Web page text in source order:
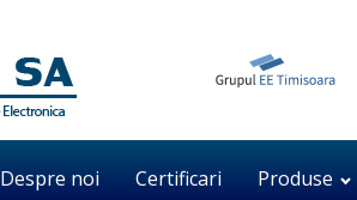
Despre noi Certificari Produse